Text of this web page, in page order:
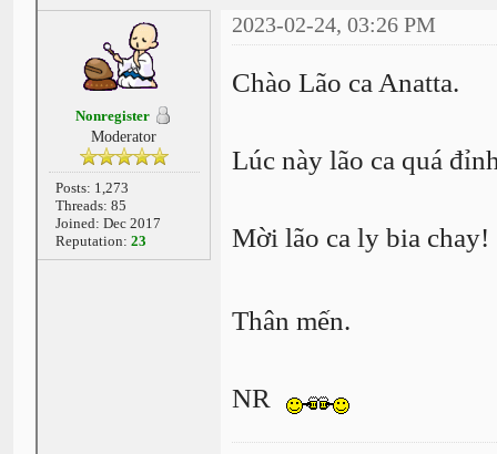
Nonregister
Moderator
Posts: 1,273
Threads: 85
Joined: Dec 2017
Reputation: 23
2023-02-24, 03:26 PM
Chào Lão ca Anatta.
Lúc này lão ca quá
Mời lão ca ly bia
Thân mến.
NR